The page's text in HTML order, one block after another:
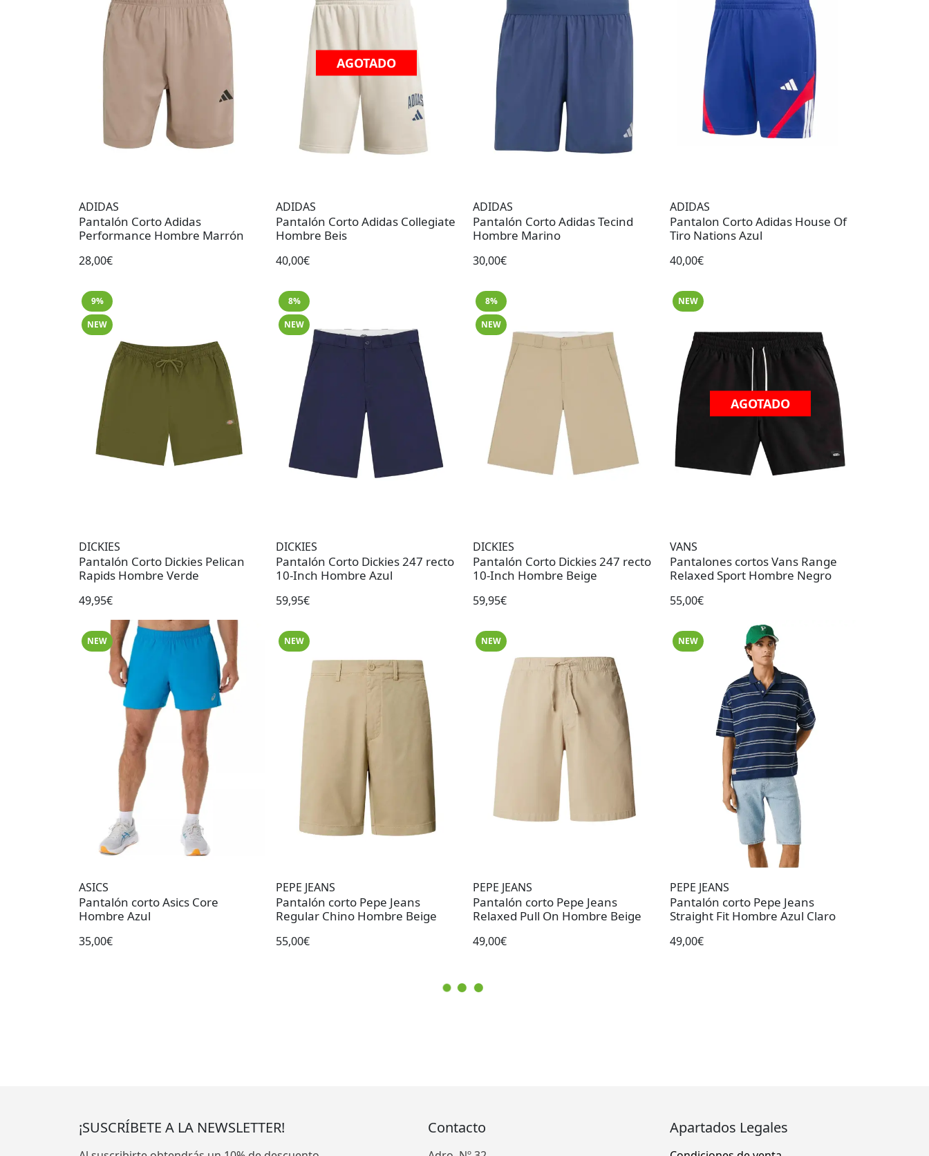
ADIDAS
Pantalón Corto Adidas
Performance Hombre Marrón
28,00€
AGOTADO
ADIDAS
Pantalón Corto Adidas Collegiate
Hombre Beis
40,00€
ADIDAS
Pantalón Corto Adidas Tecind
Hombre Marino
30,00€
ADIDAS
Pantalon Corto Adidas House Of
Tiro Nations Azul
40,00€
9%
NEW
DICKIES
Pantalón Corto Dickies Pelican
Rapids Hombre Verde
49,95€
8%
NEW
DICKIES
Pantalón Corto Dickies 247 recto
10-Inch Hombre Azul
59,95€
8%
NEW
DICKIES
Pantalón Corto Dickies 247 recto
10-Inch Hombre Beige
59,95€
NEW
AGOTADO
VANS
Pantalones cortos Vans Range
Relaxed Sport Hombre Negro
55,00€
NEW
ASICS
Pantalón corto Asics Core
Hombre Azul
35,00€
NEW
PEPE JEANS
Pantalón corto Pepe Jeans
Regular Chino Hombre Beige
55,00€
NEW
PEPE JEANS
Pantalón corto Pepe Jeans
Relaxed Pull On Hombre Beige
49,00€
NEW
PEPE JEANS
Pantalón corto Pepe Jeans
Straight Fit Hombre Azul Claro
49,00€
¡SUSCRÍBETE A LA NEWSLETTER! Contacto Apartados Legales